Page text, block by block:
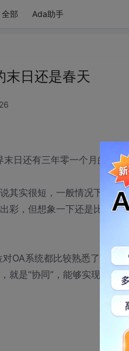
全部 Ada助手
末日还是春天
日还有三年零一个月的时间
其实很短，一般情况下不会
彩，但想象一下还是比较有
OA系统都比较熟悉了，应
就是“协同”，能够实现数据